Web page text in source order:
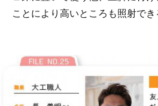
ことにより高いところも照射でき